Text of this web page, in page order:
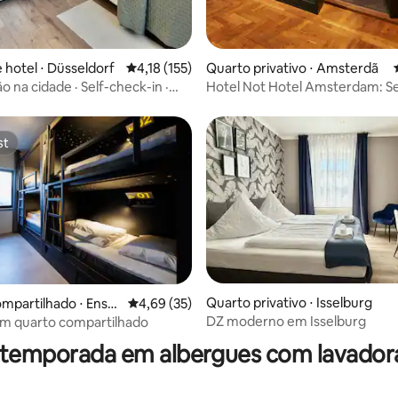
hotel ⋅ Düsseldorf 4,18 de uma avaliação média de 5, 155
4,18 (155)
na cidade · Self-check-in ·
Quarto privativo ⋅ Amsterdã
Hotel Not Hotel Amsterdam:
de 5, 68 avaliações
⋅ Ensc
4,69 de uma avaliação média de 5, 35
4,69 (35)
quarto compartilhado
Quarto privativo ⋅ Isselburg
DZ moderno em Isselburg
em albergues com